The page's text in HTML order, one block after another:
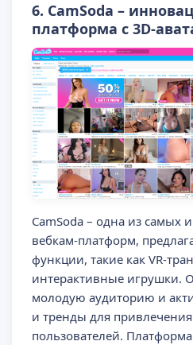
6. CamSoda –
платформа с 3D-
CamSoda – одна из самых
вебкам-платформ,
функции, такие как VR-
интерактивные игрушки.
молодую аудиторию и
и тренды для
пользователей.